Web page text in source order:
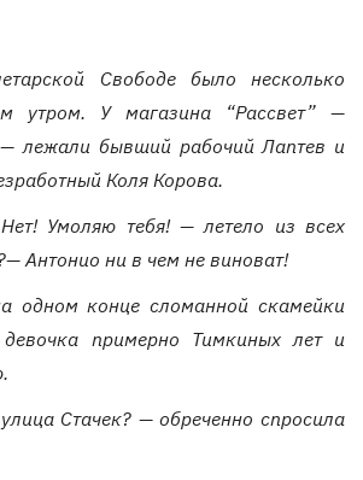
Свободе было несколько
утром. У магазина “Рассвет” —
лежали бывший рабочий Лаптев и
Коля Корова.
Умоляю тебя! — летело из всех
Антонио ни в чем не виноват!
одном конце сломанной скамейки
примерно Тимкиных лет и
Стачек? — обреченно спросила